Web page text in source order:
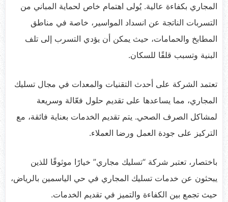
المجاري بكفاءة عالية. يُولى اهتمام خاص لحماية المباني من
التسربات الناتجة عن انسداد المواسير، خاصة في مناطق
المطابخ والحمامات، حيث يمكن أن يؤدي التسرب إلى تلف
البنية وتسبب قلقًا للسكان.
تعتمد الشركة على أحدث التقنيات والمعدات في مجال تسليك
المجاري، مما يساعدها على تقديم حلول فعّالة وسريعة
لمشاكل الصرف الصحي. يتم تقديم الخدمات بعناية فائقة، مع
التركيز على جودة العمل ورضا العملاء.
باختصار، تعتبر شركة “تسليك مجاري” خيارًا موثوقًا للذين
يبحثون عن خدمات تسليك المجاري في حي الياسمين بالرياض،
حيث تجمع بين الكفاءة والتميز في تقديم الخدمات.